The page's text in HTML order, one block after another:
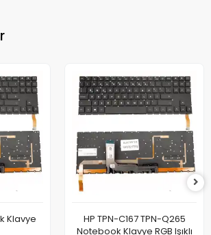
Klavye
HP TPN-C167 TPN-Q265
Notebook Klavye RGB Işıklı